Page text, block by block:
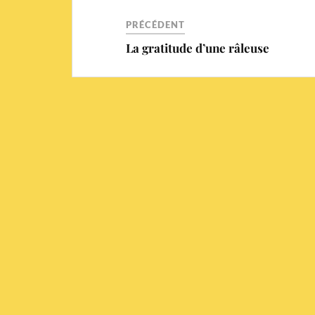
PRÉCÉDENT
La gratitude d’une râleuse